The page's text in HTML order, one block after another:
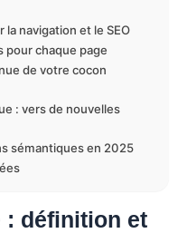
navigation et le SEO
pour chaque page
de votre cocon
: vers de nouvelles
sémantiques en 2025
: définition et